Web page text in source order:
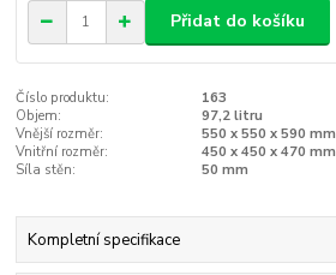
Přidat do košíku
Číslo produktu:
163
Objem:
97,2 litru
Vnější rozměr:
550 x 550 x 590 mm
Vnitřní rozměr:
450 x 450 x 470 mm
Síla stěn:
50 mm
Kompletní specifikace